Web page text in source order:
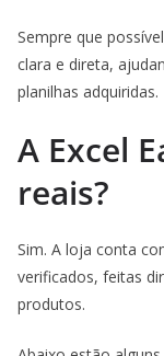
Sempre que
clara e direta,
planilhas adquiridas.
A Excel
reais?
Sim. A loja conta
verificados, feitas
produtos.